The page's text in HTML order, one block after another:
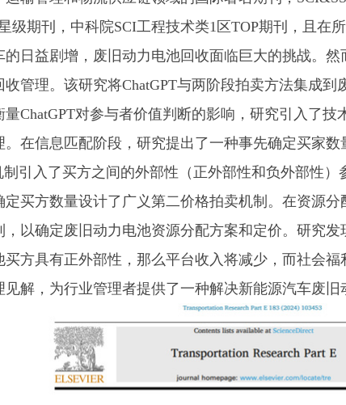
级期刊，中科院SCI工程技术类1区TOP期刊，且在
的日益剧增，废旧动力电池回收面临巨大的挑战。
管理。该研究将ChatGPT与两阶段拍卖方法集成
ChatGPT对参与者价值判断的影响，研究引入了
在信息匹配阶段，研究提出了一种事先确定买家数
制引入了买方之间的外部性（正外部性和负外部性
买方数量设计了广义第二价格拍卖机制。在资源
以确定废旧动力电池资源分配方案和定价。研究发
方具有正外部性，那么平台收入将减少，而社会
解，为行业管理者提供了一种解决新能源汽车废旧